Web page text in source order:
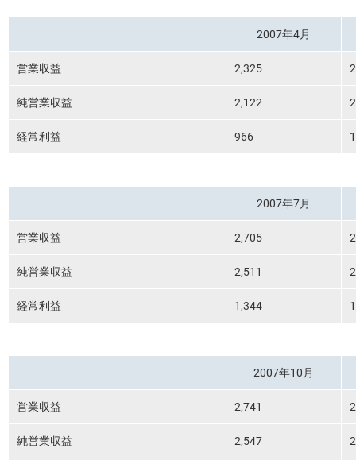
2007年4月
営業収益 2,325
純営業収益 2,122
経常利益 966
2007年7月
営業収益 2,705
純営業収益 2,511
経常利益 1,344
2007年10月
営業収益 2,741
純営業収益 2,547